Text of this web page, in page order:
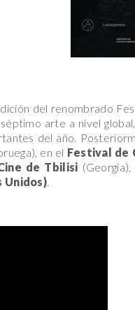
del renombrado
arte a nivel
del año.
en el Festival de
de Tbilisi
Unidos).